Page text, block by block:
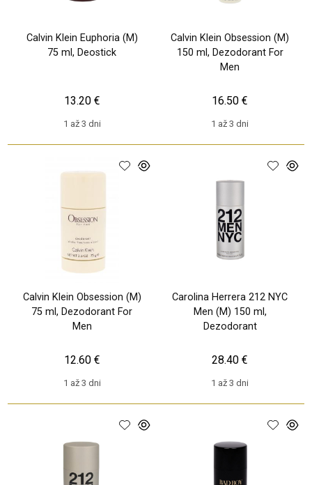
Calvin Klein Euphoria (M)
75 ml, Deostick
1 až 3 dni
13.20 €
Calvin Klein Obsession (M)
150 ml, Dezodorant For
Men
1 až 3 dni
16.50 €
Calvin Klein Obsession (M)
75 ml, Dezodorant For
Men
1 až 3 dni
12.60 €
Carolina Herrera 212 NYC
Men (M) 150 ml,
Dezodorant
1 až 3 dni
28.40 €